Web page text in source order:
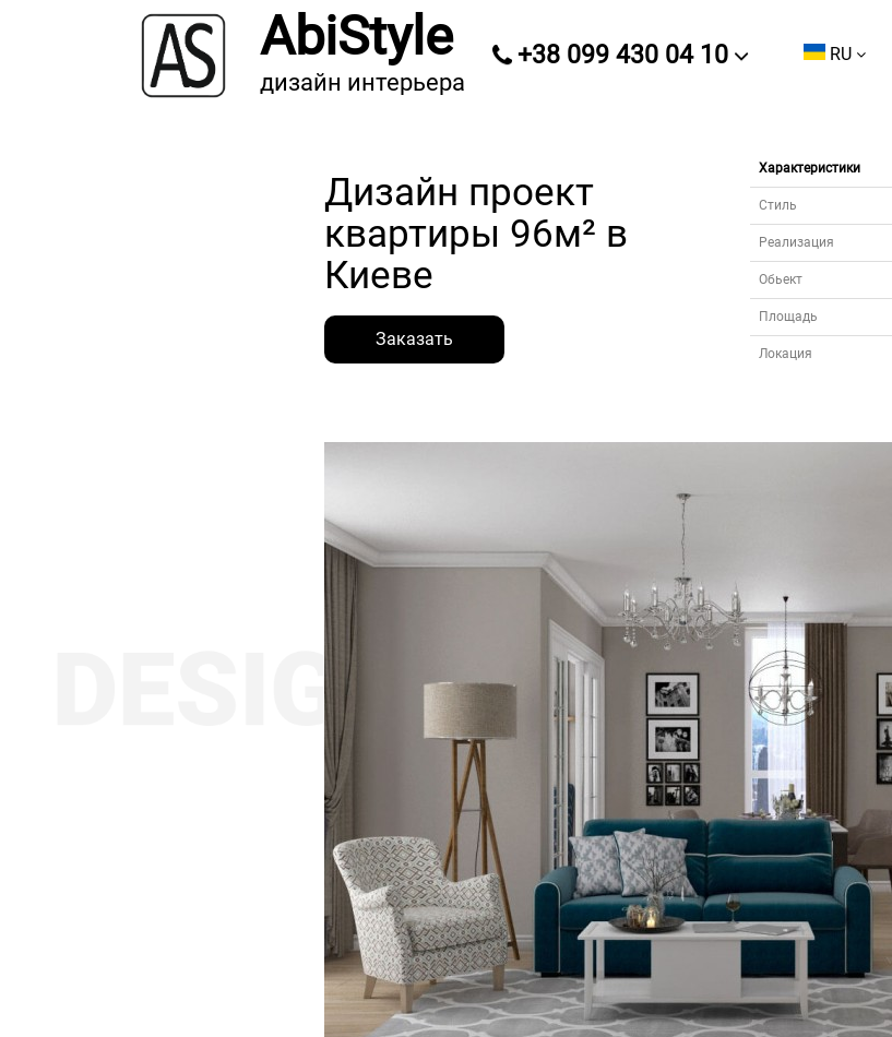
AbiStyle
дизайн интерьера
+38 099 430 04 10 RU
Дизайн проект
квартиры 96м² в
Киеве
Заказать
Характеристики
Стиль
Реализация
Обьект
Площадь
Локация